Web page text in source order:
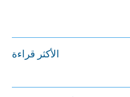
الأكثر قراءة